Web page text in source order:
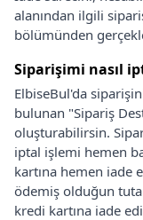
alanından ilgili
bölümünden
Siparişimi nasıl
ElbiseBul'da
bulunan "Sipariş
oluşturabilirsin.
iptal işlemi hemen
kartına hemen iade
ödemiş olduğun
kredi kartına iade